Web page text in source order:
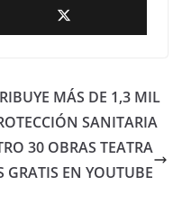
MÁS DE 1,3 MIL
SANITARIA
30 OBRAS TEATRA
GRATIS EN YOUTUBE